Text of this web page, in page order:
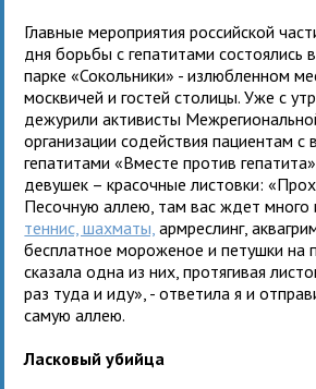
Главные мероприятия российской
дня борьбы с гепатитами состоялись
парке «Сокольники» - излюбленном
москвичей и гостей столицы. Уже с
дежурили активисты
организации содействия пациентам с
гепатитами «Вместе против
девушек – красочные листовки:
Песочную аллею, там вас ждет много
теннис, шахматы, армреслинг,
бесплатное мороженое и петушки на
сказала одна из них, протягивая
раз туда и иду», - ответила я и
самую аллею.
Ласковый убийца